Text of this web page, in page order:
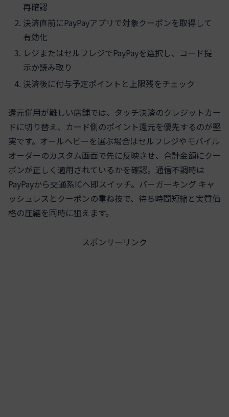
再確認
決済直前にPayPayアプリで対象クーポンを取得して
有効化
レジまたはセルフレジでPayPayを選択し、コード提
示か読み取り
決済後に付与予定ポイントと上限残をチェック
還元併用が難しい店舗では、タッチ決済のクレジットカー
ドに切り替え、カード側のポイント還元を優先するのが堅
実です。オールヘビーを選ぶ場合はセルフレジやモバイル
オーダーのカスタム画面で先に反映させ、合計金額にクー
ポンが正しく適用されているかを確認。通信不調時は
PayPayから交通系ICへ即スイッチ。バーガーキング キャ
ッシュレスとクーポンの重ね技で、待ち時間短縮と実質価
格の圧縮を同時に狙えます。
スポンサーリンク